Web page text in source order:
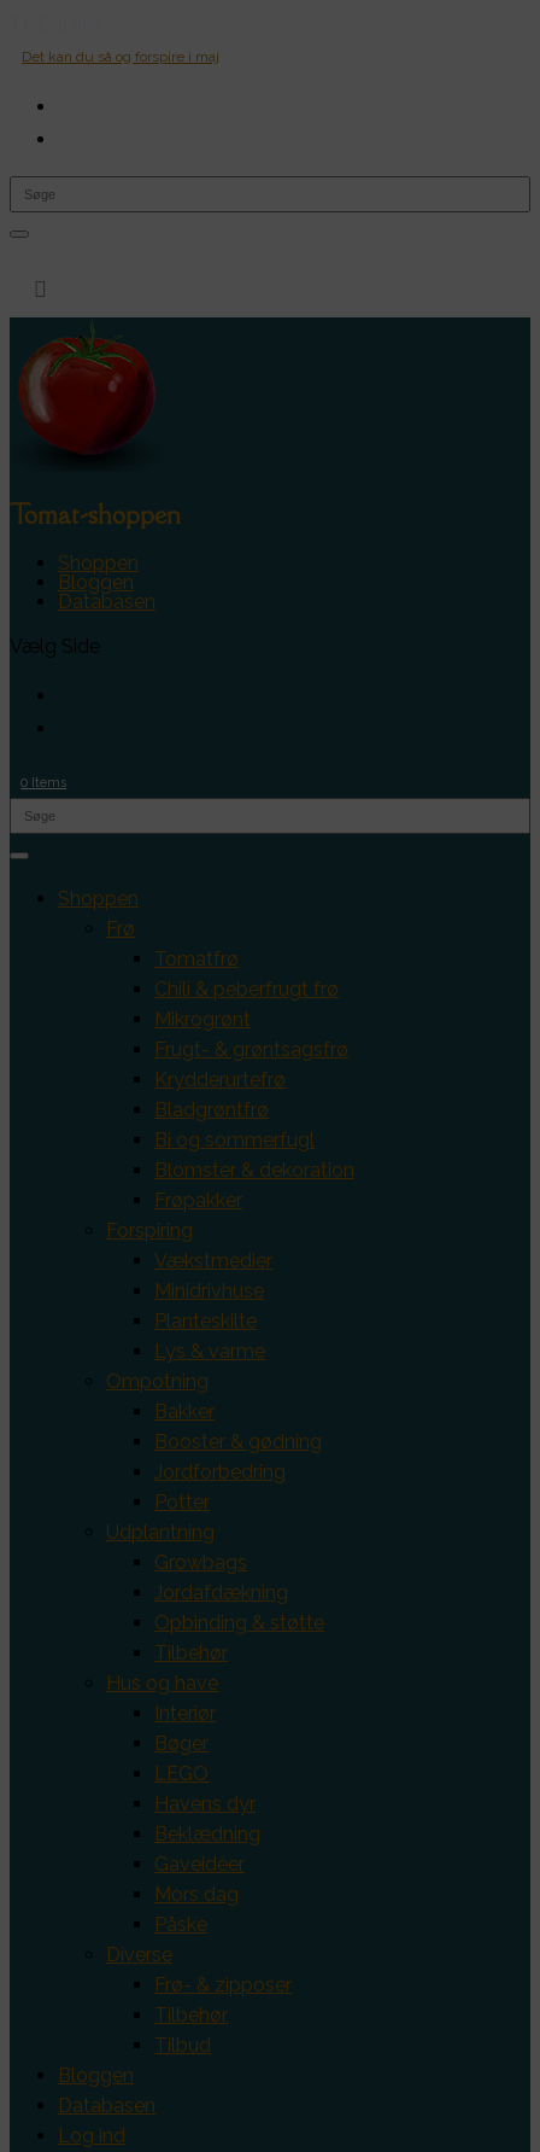
Det kan du så og forspire i maj

Tomat-shoppen
Shoppen
Bloggen
Databasen
Vælg Side
0 Items
Shoppen
Frø
Tomatfrø
Chili & peberfrugt frø
Mikrogrønt
Frugt- & grøntsagsfrø
Krydderurtefrø
Bladgrøntfrø
Bi og sommerfugl
Blomster & dekoration
Frøpakker
Forspiring
Vækstmedier
Minidrivhuse
Planteskilte
Lys & varme
Ompotning
Bakker
Booster & gødning
Jordforbedring
Potter
Udplantning
Growbags
Jordafdækning
Opbinding & støtte
Tilbehør
Hus og have
Interiør
Bøger
LEGO
Havens dyr
Beklædning
Gaveidéer
Mors dag
Påske
Diverse
Frø- & zipposer
Tilbehør
Tilbud
Bloggen
Databasen
Log ind